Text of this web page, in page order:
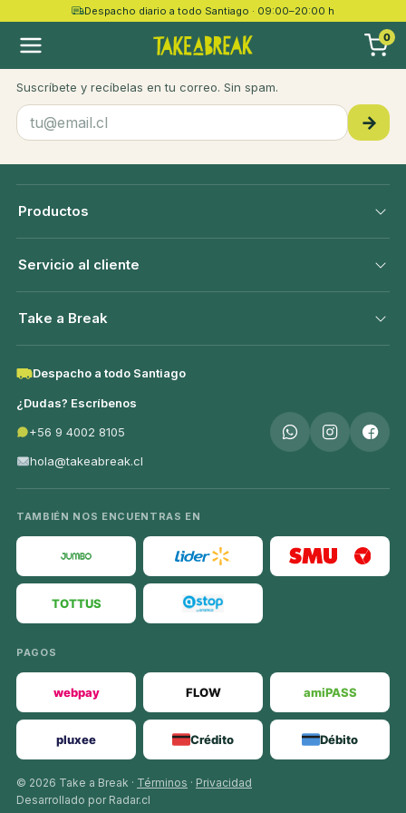
Despacho diario a todo Santiago · 09:00–20:00 h
0
take a
Recetas, novedades y ofertas
Suscríbete y recíbelas en tu correo. Sin spam.
→
Productos
Servicio al cliente
Take a Break
Despacho a todo Santiago
¿Dudas? Escríbenos
+56 9 4002 8105
hola@takeabreak.cl
TAMBIÉN NOS ENCUENTRAS EN
TOTTUS
PAGOS
webpay FLOW amiPASS
pluxee Crédito Débito
© 2026 Take a Break · Términos · Privacidad
Desarrollado por Radar.cl